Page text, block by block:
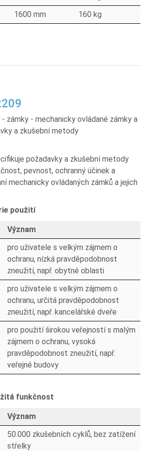
1600 mm 160 kg
zámky - mechanicky ovládané zámky a
a zkušební metody
požadavky a zkušební metody
pevnost, ochranný účinek a
mechanicky ovládaných zámků a jejich
použití
Význam
pro uživatele s velkým zájmem o
ochranu, nízká pravděpodobnost
zneužití, např. obytné oblasti
pro uživatele s velkým zájmem o
ochranu, určitá pravděpodobnost
zneužití, např. kancelářské dveře
pro použití širokou veřejností s malým
zájmem o ochranu, vysoká
pravděpodobnost zneužití, např.
veřejné budovy
funkčnost
Význam
50.000 zkušebních cyklů, bez zatížení
střelky